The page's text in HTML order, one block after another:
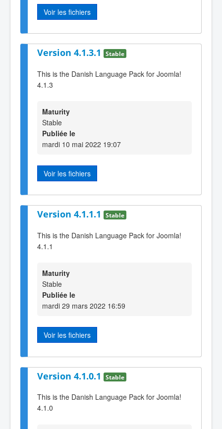
Voir les fichiers
Version 4.1.3.1 Stable
This is the Danish Language Pack for Joomla!
4.1.3
Maturity
Stable
Publiée le
mardi 10 mai 2022 19:07
Voir les fichiers
Version 4.1.1.1 Stable
This is the Danish Language Pack for Joomla!
4.1.1
Maturity
Stable
Publiée le
mardi 29 mars 2022 16:59
Voir les fichiers
Version 4.1.0.1 Stable
This is the Danish Language Pack for Joomla!
4.1.0